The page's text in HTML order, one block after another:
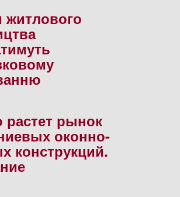
житлового
рынок
оконно-
конструкций.